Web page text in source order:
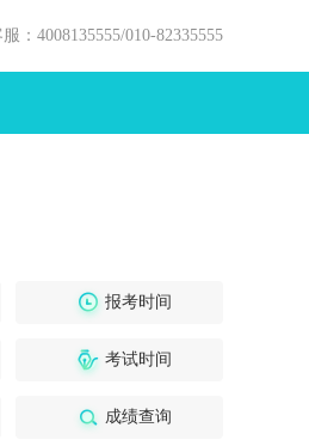
：4008135555/010-82335555
报考时间
考试时间
成绩查询